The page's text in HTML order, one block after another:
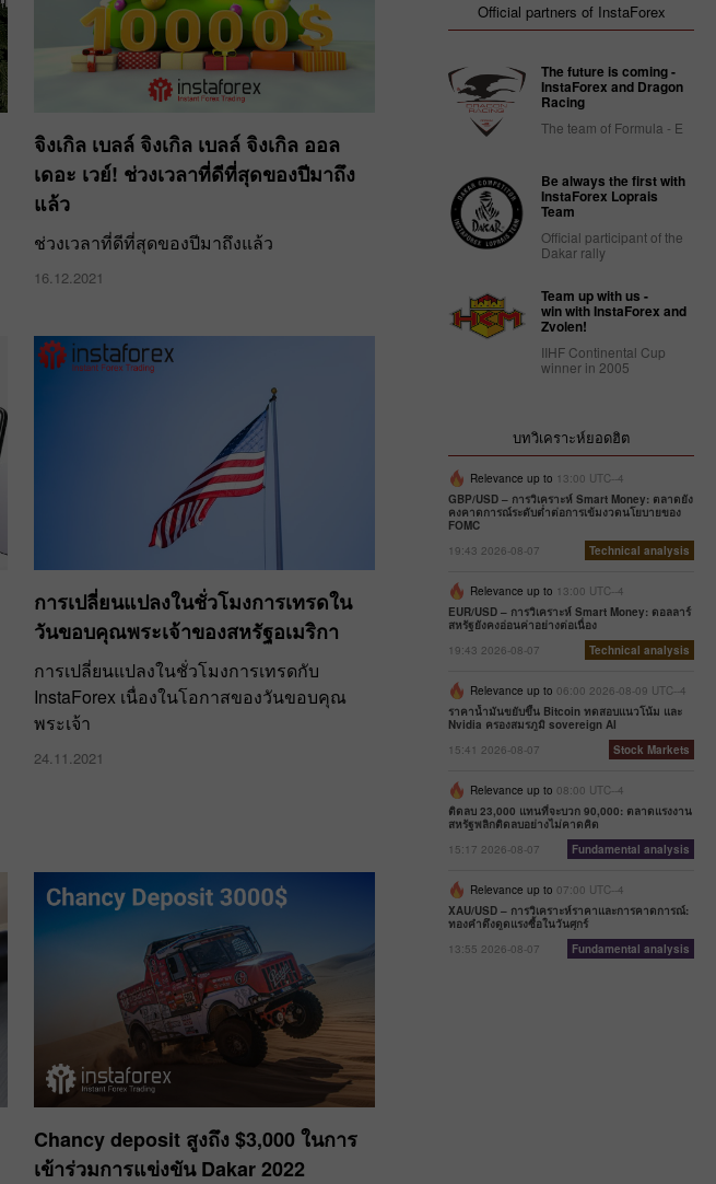
จิงเกิล เบลล์ จิงเกิล เบลล์ จิงเกิล ออล
เดอะ เวย์! ช่วงเวลาที่ดีที่สุดของปีมาถึง
แล้ว
ช่วงเวลาที่ดีที่สุดของปีมาถึงแล้ว
16.12.2021
การเปลี่ยนแปลงในชั่วโมงการเทรดใน
วันขอบคุณพระเจ้าของสหรัฐอเมริกา
การเปลี่ยนแปลงในชั่วโมงการเทรดกับ
InstaForex เนื่องในโอกาสของวันขอบคุณ
พระเจ้า
24.11.2021
​Chancy deposit สูงถึง $3,000 ในการ
เข้าร่วมการแข่งขัน Dakar 2022
Official partners of InstaForex
The future is coming -
InstaForex and Dragon
Racing
The team of Formula - E
Be always the first with
InstaForex Loprais
Team
Official participant of the
Dakar rally
Team up with us -
win with InstaForex and
Zvolen!
IIHF Continental Cup
winner in 2005
บทวิเคราะห์ยอดฮิต
Relevance up to 13:00 UTC--4
GBP/USD – การวิเคราะห์ Smart Money: ตลาดยัง
คงคาดการณ์ระดับต่ำต่อการเข้มงวดนโยบายของ
FOMC
19:43 2026-08-07
Technical analysis
Relevance up to 13:00 UTC--4
EUR/USD – การวิเคราะห์ Smart Money: ดอลลาร์
สหรัฐยังคงอ่อนค่าอย่างต่อเนื่อง
19:43 2026-08-07
Technical analysis
Relevance up to 06:00 2026-08-09 UTC--4
ราคาน้ำมันขยับขึ้น Bitcoin ทดสอบแนวโน้ม และ
Nvidia ครองสมรภูมิ sovereign AI
15:41 2026-08-07
Stock Markets
Relevance up to 08:00 UTC--4
ติดลบ 23,000 แทนที่จะบวก 90,000: ตลาดแรงงาน
สหรัฐพลิกติดลบอย่างไม่คาดคิด
15:17 2026-08-07
Fundamental analysis
Relevance up to 07:00 UTC--4
XAU/USD – การวิเคราะห์ราคาและการคาดการณ์:
ทองคำดึงดูดแรงซื้อในวันศุกร์
13:55 2026-08-07
Fundamental analysis